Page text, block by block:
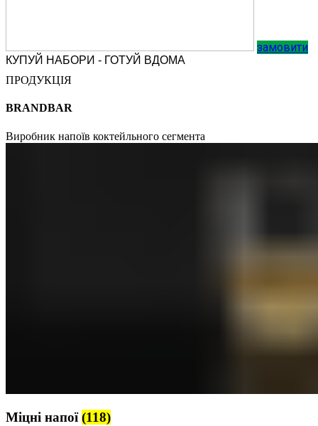
замовити
КУПУЙ НАБОРИ - ГОТУЙ ВДОМА
ПРОДУКЦІЯ
BRANDBAR
Виробник напоїв коктейльного сегмента
Міцні напої(118)